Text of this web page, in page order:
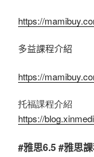
https://
多益課程介紹
https://
托福課程介紹
https://
#雅思6.5 #雅思